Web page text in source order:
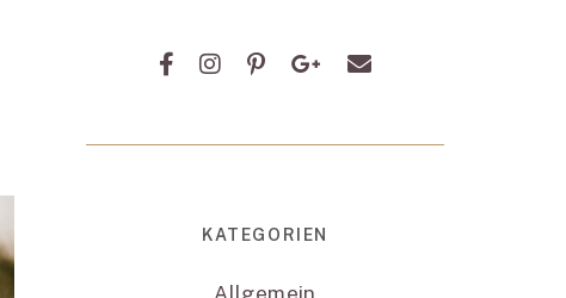
KATEGORIEN
Allgemein